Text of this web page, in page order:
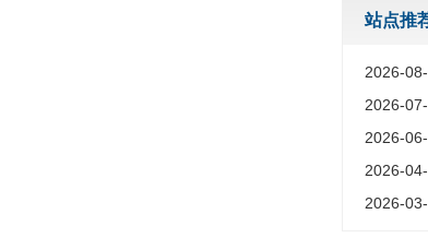
站点推
2026-
2026-
2026-
2026-
2026-